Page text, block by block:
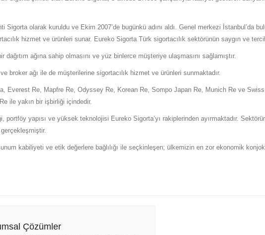
Sigorta olarak kuruldu ve Ekim 2007’de bugünkü adını aldı. Genel merkezi İstanbul’da
hizmet ve ürünleri sunar. Eureko Sigorta Türk sigortacılık sektörünün saygın ve
ağına sahip olmasını ve yüz binlerce müşteriye ulaşmasını sağlamıştır.
broker ağı ile de müşterilerine sigortacılık hizmet ve ürünleri sunmaktadır.
Everest Re, Mapfre Re, Odyssey Re, Korean Re, Sompo Japan Re, Munich Re ve
ile yakın bir işbirliği içindedir.
yapısı ve yüksek teknolojisi Eureko Sigorta’yı rakiplerinden ayırmaktadır.
gerçekleşmiştir.
kabiliyeti ve etik değerlere bağlılığı ile seçkinleşen; ülkemizin en zor ekonomik
Çözümler